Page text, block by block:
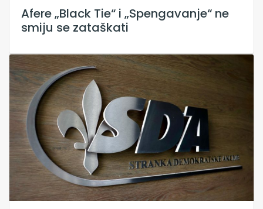
Afere „Black Tie“ i „Spengavanje“ ne
smiju se zataškati